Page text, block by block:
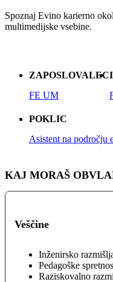
Spoznaj Evino karierno
multimedijske vsebine.
ZAPOSLOVALEC
FE UM
POKLIC
Asistent na področju
KAJ MORAŠ
Veščine
Inženirsko
Pedagoške
Raziskovalno